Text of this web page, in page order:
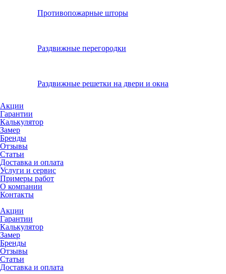
Противопожарные шторы
Раздвижные перегородки
Раздвижные решетки на двери и окна
Акции
Гарантии
Калькулятор
Замер
Бренды
Отзывы
Статьи
Доставка и оплата
Услуги и сервис
Примеры работ
О компании
Контакты
Акции
Гарантии
Калькулятор
Замер
Бренды
Отзывы
Статьи
Доставка и оплата